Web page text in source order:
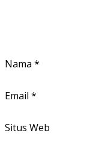
Nama *
Email *
Situs Web